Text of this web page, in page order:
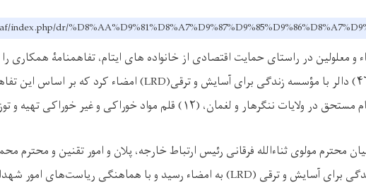
index.php/dr/
و معلولین در راستای حمایت اقتصادی از خانواده های ایتام، تفاهمنامۀ همکاری
دالر با مؤسسه زندگی برای آسایش و ترقی(LRD) امضاء کرد که بر اساس این
مستحق در ولایات ننگرهار و لغمان، (۱۲) قلم مواد خوراکی و غیر خوراکی تهیه و
محترم مولوی ثناءالله فرقانی رئيس ارتباط خارجه، پلان و امور تقنین و محترم
برای آسایش و ترقی (LRD) به امضاء رسید و با هماهنگی ریاست‌های امور